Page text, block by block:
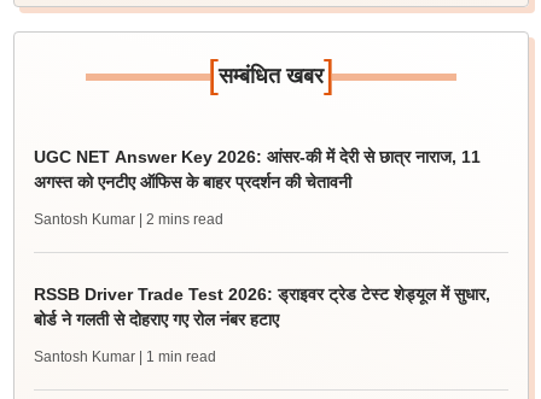
[सम्बंधित खबर]
UGC NET Answer Key 2026: आंसर-की में देरी से छात्र नाराज, 11
अगस्त को एनटीए ऑफिस के बाहर प्रदर्शन की चेतावनी
Santosh Kumar | 2 mins read
RSSB Driver Trade Test 2026: ड्राइवर ट्रेड टेस्ट शेड्यूल में सुधार,
बोर्ड ने गलती से दोहराए गए रोल नंबर हटाए
Santosh Kumar | 1 min read